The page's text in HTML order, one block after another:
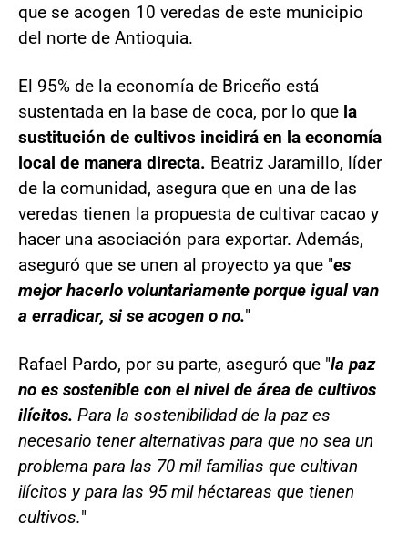
que se acogen 10 veredas de este municipio
del norte de Antioquia.
El 95% de la economía de Briceño está
sustentada en la base de coca, por lo que la
sustitución de cultivos incidirá en la economía
local de manera directa. Beatriz Jaramillo, líder
de la comunidad, asegura que en una de las
veredas tienen la propuesta de cultivar cacao y
hacer una asociación para exportar. Además,
aseguró que se unen al proyecto ya que "es
mejor hacerlo voluntariamente porque igual van
a erradicar, si se acogen o no."
Rafael Pardo, por su parte, aseguró que "la paz
no es sostenible con el nivel de área de cultivos
ilícitos. Para la sostenibilidad de la paz es
necesario tener alternativas para que no sea un
problema para las 70 mil familias que cultivan
ilícitos y para las 95 mil héctareas que tienen
cultivos."